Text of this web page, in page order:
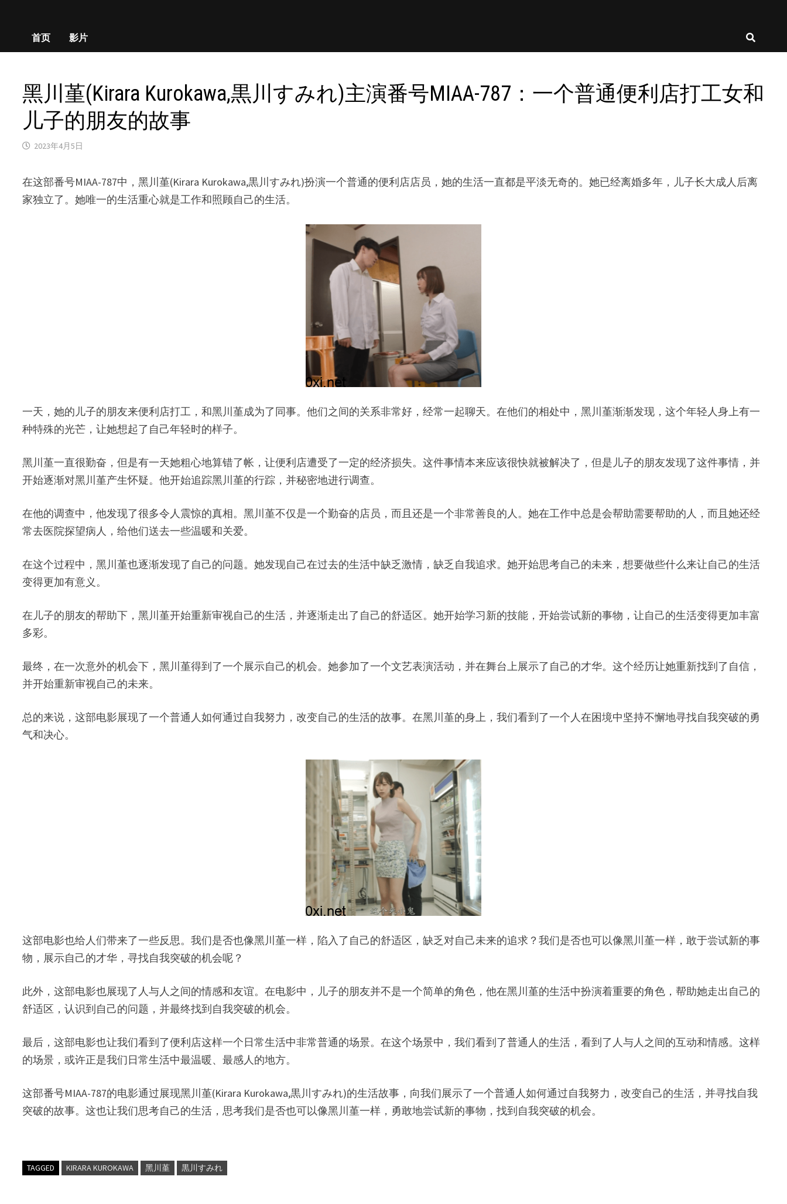
首页 影片
黑川堇(Kirara Kurokawa,黒川すみれ)主演番号MIAA-787：一个普通便利店打工女和
儿子的朋友的故事
2023年4月5日
在这部番号MIAA-787中，黑川堇(Kirara Kurokawa,黒川すみれ)扮演一个普通的便利店店员，她的生活一直都是平淡无奇的。她已经离婚多年，儿子长大成人后离
家独立了。她唯一的生活重心就是工作和照顾自己的生活。
一天，她的儿子的朋友来便利店打工，和黑川堇成为了同事。他们之间的关系非常好，经常一起聊天。在他们的相处中，黑川堇渐渐发现，这个年轻人身上有一
种特殊的光芒，让她想起了自己年轻时的样子。
黑川堇一直很勤奋，但是有一天她粗心地算错了帐，让便利店遭受了一定的经济损失。这件事情本来应该很快就被解决了，但是儿子的朋友发现了这件事情，并
开始逐渐对黑川堇产生怀疑。他开始追踪黑川堇的行踪，并秘密地进行调查。
在他的调查中，他发现了很多令人震惊的真相。黑川堇不仅是一个勤奋的店员，而且还是一个非常善良的人。她在工作中总是会帮助需要帮助的人，而且她还经
常去医院探望病人，给他们送去一些温暖和关爱。
在这个过程中，黑川堇也逐渐发现了自己的问题。她发现自己在过去的生活中缺乏激情，缺乏自我追求。她开始思考自己的未来，想要做些什么来让自己的生活
变得更加有意义。
在儿子的朋友的帮助下，黑川堇开始重新审视自己的生活，并逐渐走出了自己的舒适区。她开始学习新的技能，开始尝试新的事物，让自己的生活变得更加丰富
多彩。
最终，在一次意外的机会下，黑川堇得到了一个展示自己的机会。她参加了一个文艺表演活动，并在舞台上展示了自己的才华。这个经历让她重新找到了自信，
并开始重新审视自己的未来。
总的来说，这部电影展现了一个普通人如何通过自我努力，改变自己的生活的故事。在黑川堇的身上，我们看到了一个人在困境中坚持不懈地寻找自我突破的勇
气和决心。
这部电影也给人们带来了一些反思。我们是否也像黑川堇一样，陷入了自己的舒适区，缺乏对自己未来的追求？我们是否也可以像黑川堇一样，敢于尝试新的事
物，展示自己的才华，寻找自我突破的机会呢？
此外，这部电影也展现了人与人之间的情感和友谊。在电影中，儿子的朋友并不是一个简单的角色，他在黑川堇的生活中扮演着重要的角色，帮助她走出自己的
舒适区，认识到自己的问题，并最终找到自我突破的机会。
最后，这部电影也让我们看到了便利店这样一个日常生活中非常普通的场景。在这个场景中，我们看到了普通人的生活，看到了人与人之间的互动和情感。这样
的场景，或许正是我们日常生活中最温暖、最感人的地方。
这部番号MIAA-787的电影通过展现黑川堇(Kirara Kurokawa,黒川すみれ)的生活故事，向我们展示了一个普通人如何通过自我努力，改变自己的生活，并寻找自我
突破的故事。这也让我们思考自己的生活，思考我们是否也可以像黑川堇一样，勇敢地尝试新的事物，找到自我突破的机会。
TAGGED KIRARA KUROKAWA 黑川堇 黒川すみれ